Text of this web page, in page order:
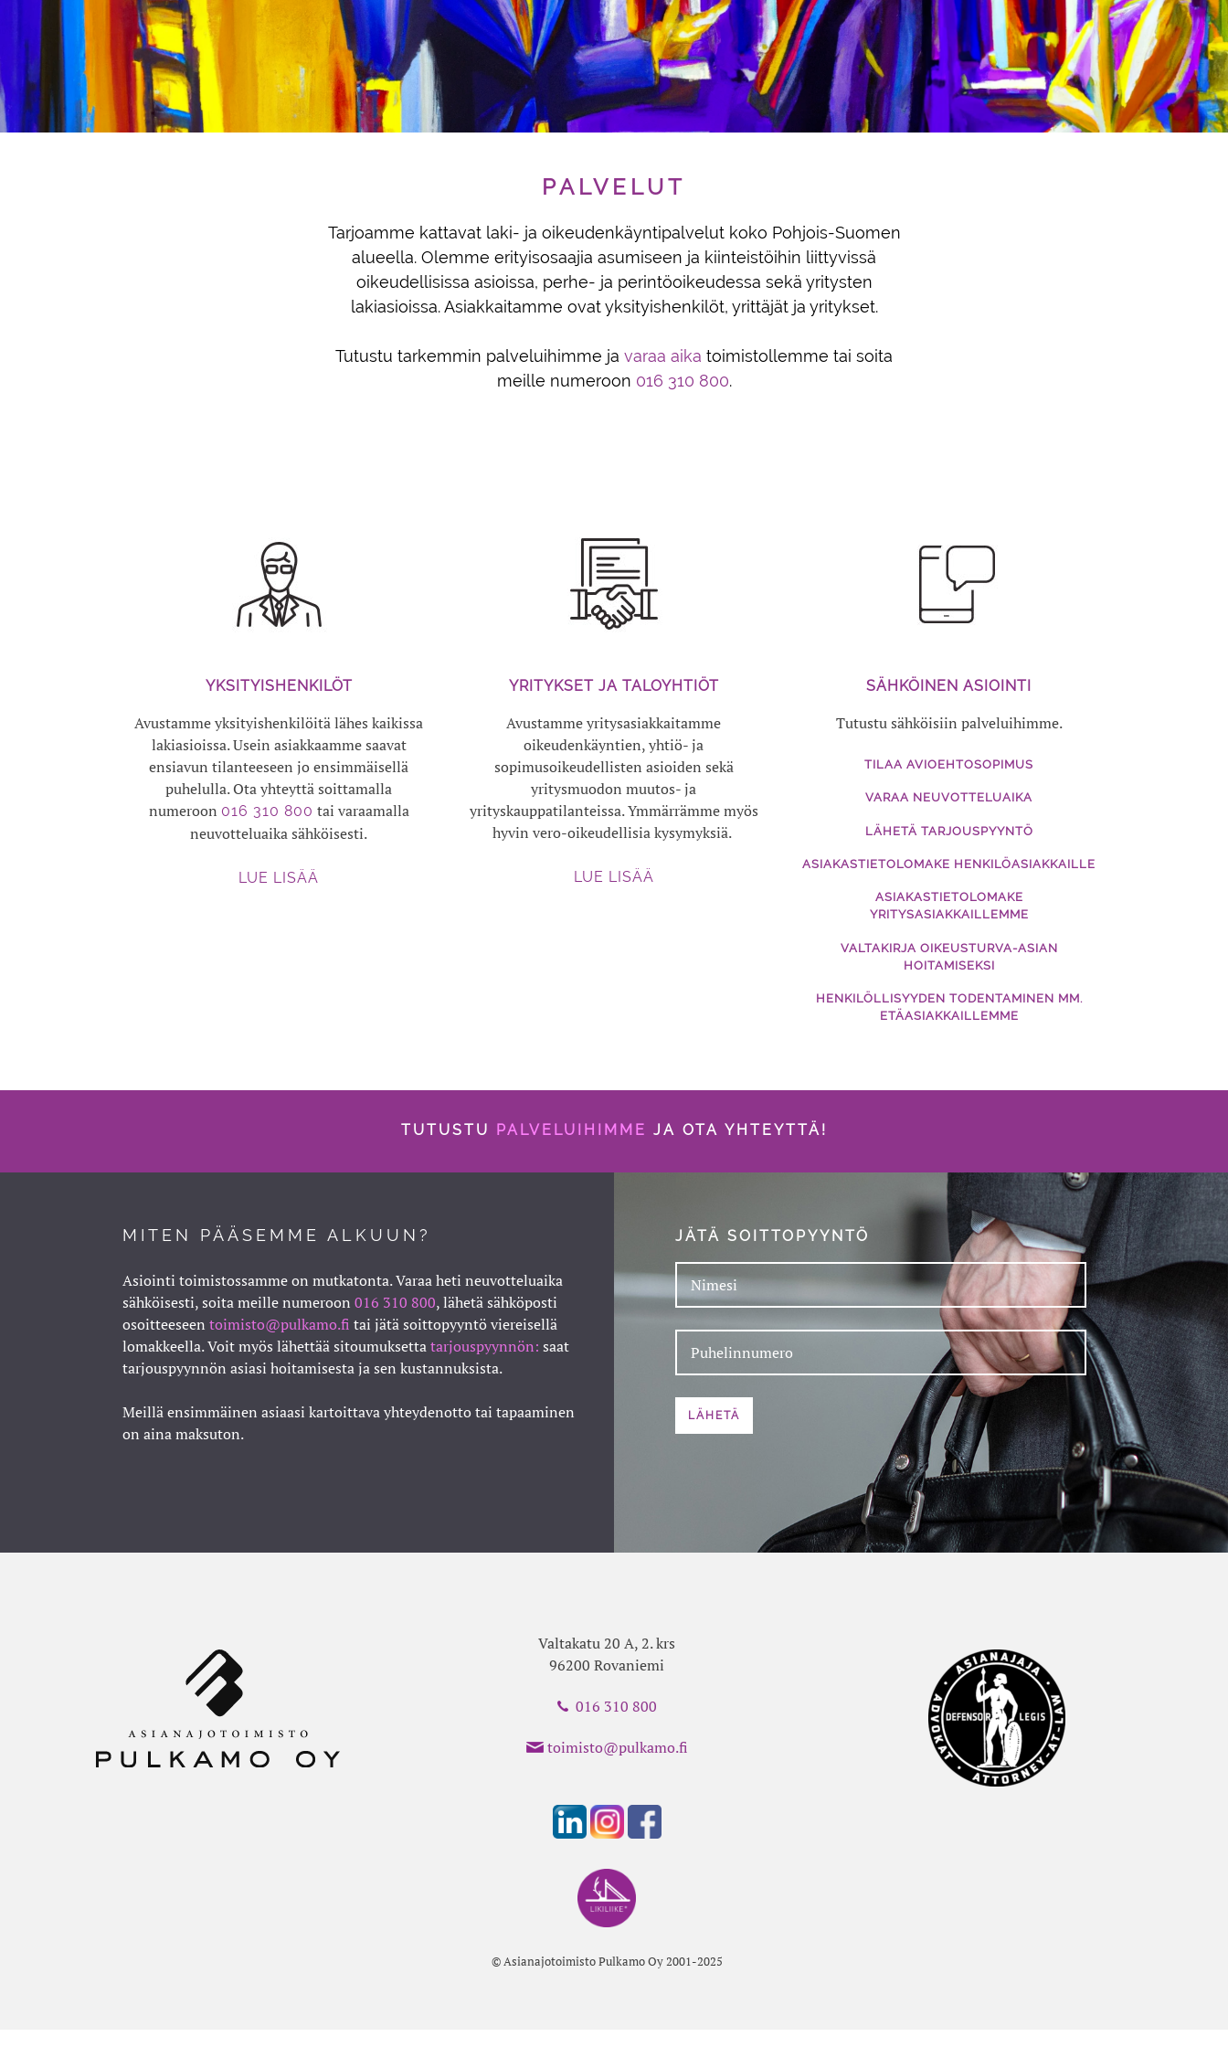
PALVELUT
Tarjoamme kattavat laki- ja oikeudenkäyntipalvelut koko Pohjois-Suomen
alueella. Olemme erityisosaajia asumiseen ja kiinteistöihin liittyvissä
oikeudellisissa asioissa, perhe- ja perintöoikeudessa sekä yritysten
lakiasioissa. Asiakkaitamme ovat yksityishenkilöt, yrittäjät ja yritykset.
Tutustu tarkemmin palveluihimme ja varaa aika toimistollemme tai soita
meille numeroon 016 310 800.
YKSITYISHENKILÖT
Avustamme yksityishenkilöitä lähes kaikissa
lakiasioissa.Usein asiakkaamme saavat
ensiavun tilanteeseen jo ensimmäisellä
puhelulla.Ota yhteyttä soittamalla
numeroon 016 310 800 tai varaamalla
neuvotteluaika sähköisesti.
LUE LISÄÄ
YRITYKSET JA TALOYHTIÖT
Avustamme yritysasiakkaitamme
oikeudenkäyntien, yhtiö- ja
sopimusoikeudellisten asioiden sekä
yritysmuodon muutos- ja
yrityskauppatilanteissa. Ymmärrämme myös
hyvin vero-oikeudellisia kysymyksiä.
LUE LISÄÄ
SÄHKÖINEN ASIOINTI
Tutustu sähköisiin palveluihimme.
TILAA AVIOEHTOSOPIMUS
VARAA NEUVOTTELUAIKA
LÄHETÄ TARJOUSPYYNTÖ
ASIAKASTIETOLOMAKE HENKILÖASIAKKAILLE
ASIAKASTIETOLOMAKE
YRITYSASIAKKAILLEMME
VALTAKIRJA OIKEUSTURVA-ASIAN
HOITAMISEKSI
HENKILÖLLISYYDEN TODENTAMINEN MM.
ETÄASIAKKAILLEMME
TUTUSTU PALVELUIHIMME JA OTA YHTEYTTÄ!
MITEN PÄÄSEMME ALKUUN?
Asiointi toimistossamme on mutkatonta. Varaa heti neuvotteluaika
sähköisesti, soita meille numeroon016 310 800, lähetä sähköposti
osoitteeseentoimisto@pulkamo.fi tai jätä soittopyyntö viereisellä
lomakkeella. Voit myös lähettää sitoumuksettatarjouspyynnön: saat
tarjouspyynnön asiasi hoitamisesta ja sen kustannuksista.
Meillä ensimmäinen asiaasi kartoittava yhteydenotto tai tapaaminen
on aina maksuton.
JÄTÄ SOITTOPYYNTÖ
Valtakatu 20 A, 2. krs
96200 Rovaniemi
016 310 800
toimisto@pulkamo.fi
© Asianajotoimisto Pulkamo Oy 2001-2025